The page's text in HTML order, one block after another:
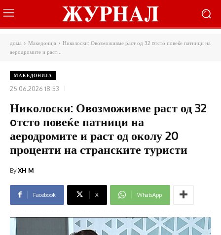
дома Македонија
Николоски: Овозможивме раст од 32 oтсто повеќе патници на
аеродромите и раст...
МАКЕДОНИЈА
25.06.2026 18:53
Николоски: Овозможивме раст од 32
oтсто повеќе патници на
аеродромите и раст од околу 20
проценти на странските туристи
ByXH M
Facebook X WhatsApp